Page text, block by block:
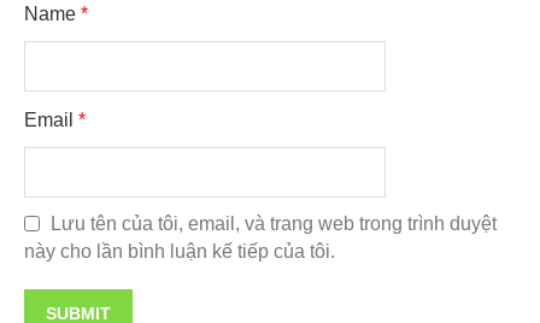
Name *
Email *
Lưu tên của tôi, email, và trang web trong trình duyệt
này cho lần bình luận kế tiếp của tôi.